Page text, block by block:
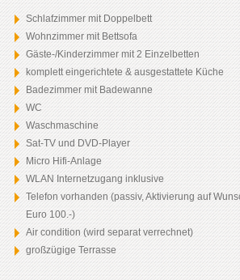
Schlafzimmer mit Doppelbett
Wohnzimmer mit Bettsofa
Gäste-/Kinderzimmer mit 2 Einzelbetten
komplett eingerichtete & ausgestattete Küche
Badezimmer mit Badewanne
WC
Waschmaschine
Sat-TV und DVD-Player
Micro Hifi-Anlage
WLAN Internetzugang inklusive
Telefon vorhanden (passiv, Aktivierung auf
Euro 100.-)
Air condition (wird separat verrechnet)
großzügige Terrasse